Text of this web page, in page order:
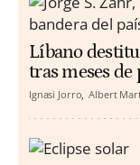
Líbano
tras meses
Ignasi Jorro Albert